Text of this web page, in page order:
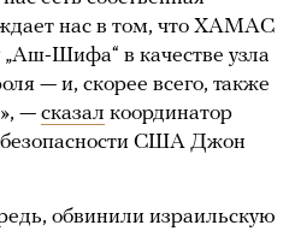
нас в том, что ХАМАС
„Аш-Шифа“ в качестве узла
— и, скорее всего, также
— сказал координатор
безопасности США Джон
обвинили израильскую